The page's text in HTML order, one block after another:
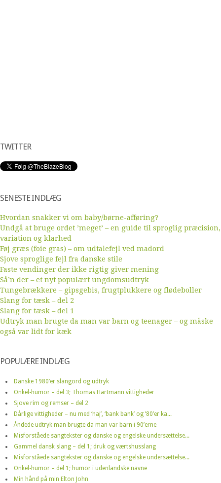
TWITTER
SENESTE INDLÆG
Hvordan snakker vi om baby/børne-afføring?
Undgå at bruge ordet ’meget’ – en guide til sproglig præcision,
variation og klarhed
Føj græs (foie gras) – om udtalefejl ved madord
Sjove sproglige fejl fra danske stile
Faste vendinger der ikke rigtig giver mening
Så’n der – et nyt populært ungdomsudtryk
Tungebrækkere – gipsgebis, frugtplukkere og flødeboller
Slang for tæsk – del 2
Slang for tæsk – del 1
Udtryk man brugte da man var barn og teenager – og måske
også var lidt for kæk
POPULÆRE INDLÆG
Danske 1980’er slangord og udtryk
Onkel-humor – del 3; Thomas Hartmann vittigheder
Sjove rim og remser – del 2
Dårlige vittigheder – nu med ‘haj’, ‘bank bank’ og ’80’er ka...
Åndede udtryk man brugte da man var barn i 90’erne
Misforståede sangtekster og danske og engelske undersættelse...
Gammel dansk slang – del 1; druk og værtshusslang
Misforståede sangtekster og danske og engelske undersættelse...
Onkel-humor – del 1; humor i udenlandske navne
Min hånd på min Elton John